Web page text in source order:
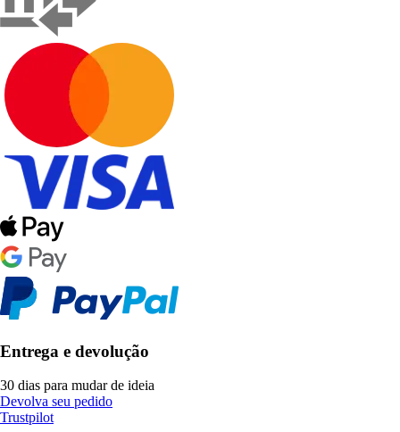
Entrega e devolução
30 dias para mudar de ideia
Devolva seu pedido
Trustpilot